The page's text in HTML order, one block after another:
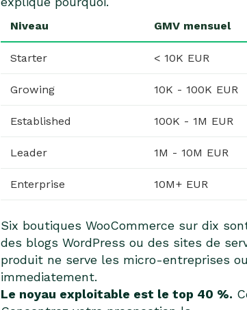
Niveau GMV mensuel
Starter < 10K EUR
Growing 10K - 100K EUR
Established 100K - 1M EUR
Leader 1M - 10M EUR
Enterprise 10M+ EUR
Six boutiques WooCommerce sur dix
des blogs WordPress ou des sites de
produit ne serve les micro-entreprises
immediatement.
Le noyau exploitable est le top 40 %.